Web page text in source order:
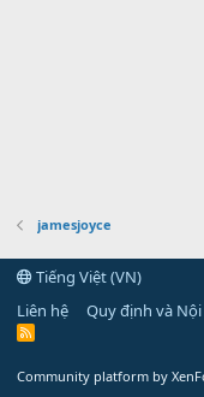
jamesjoyce
Tiếng Việt (VN)
Liên hệ
Quy định và
R
Community platform by